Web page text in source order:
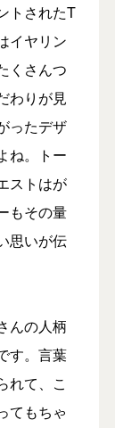
トされたT
イヤリン
くさんつ
わりが見
ったデザ
ね。トー
ストはが
もその量
思いが伝
んの人柄
す。言葉
れて、こ
てもちゃ